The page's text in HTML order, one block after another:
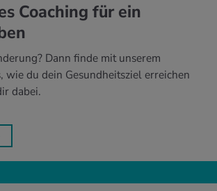
Coaching für ein
Dann finde mit unserem
wie du dein Gesundheitsziel erreichen
dabei.